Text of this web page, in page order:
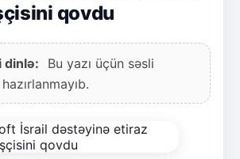
qovdu
dinlə:
Bu yazı üçün səsli